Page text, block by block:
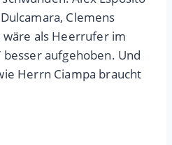
Clemens
als Heerrufer im
aufgehoben. Und
Herrn Ciampa braucht